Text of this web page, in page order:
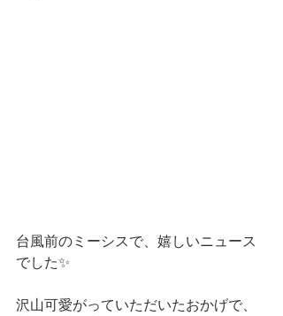
台風前のミーシスで、嬉しいニュース
でした✨
沢山可愛がっていただいたおかげで、